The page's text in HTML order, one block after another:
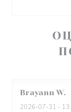
Brayann W
2026-07-31 -